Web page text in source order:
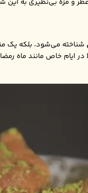
شناخته می‌شود، بلکه یک
در ایام خاص مانند ماه